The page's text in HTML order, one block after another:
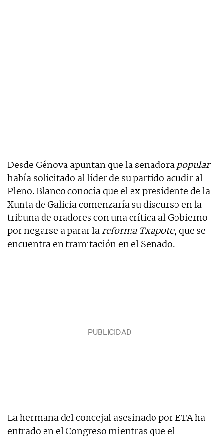
Desde Génova apuntan que la senadora popular
había solicitado al líder de su partido acudir al
Pleno. Blanco conocía que el ex presidente de la
Xunta de Galicia comenzaría su discurso en la
tribuna de oradores con una crítica al Gobierno
por negarse a parar la reforma Txapote, que se
encuentra en tramitación en el Senado.
La hermana del concejal asesinado por ETA ha
entrado en el Congreso mientras que el